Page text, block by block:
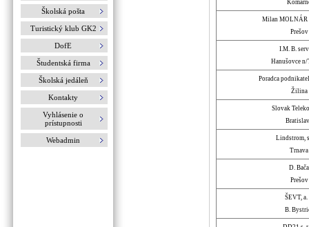
Školská pošta
Turistický klub GK2
DofE
Študentská firma
Školská jedáleň
Kontakty
Vyhlásenie o
prístupnosti
Webadmin
Milan MOLNÁR
Prešov
I.M. B.
Hanušovce
Poradca
Žilina
Slovak
Lindstrom,
Trnava
D. Bača
Prešov
ŠEVT, a.
B.